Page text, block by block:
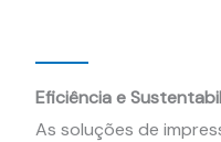
Eficiência e
As soluções de